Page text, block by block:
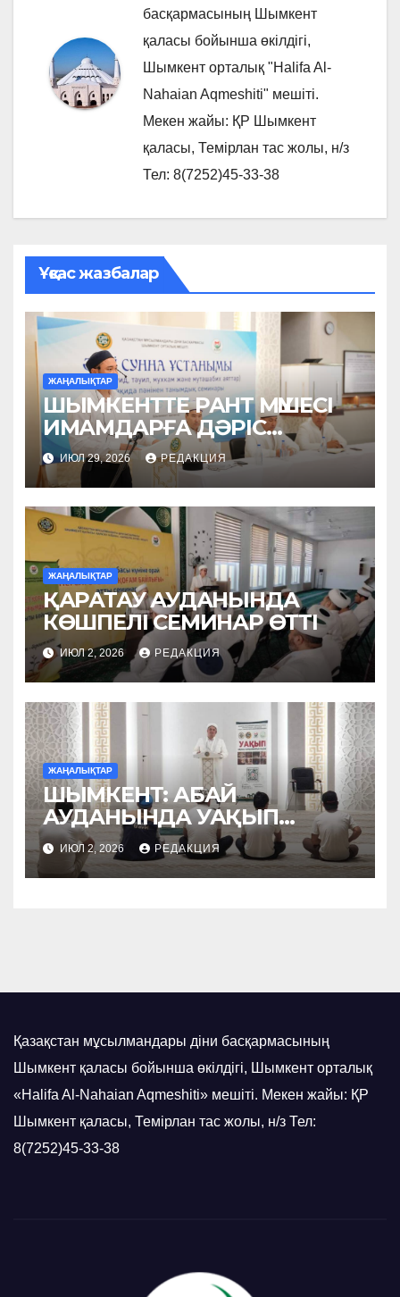
басқармасының Шымкент
қаласы бойынша өкілдігі,
Шымкент орталық "Halifa Al-
Nahaian Aqmeshiti" мешіті.
Мекен жайы: ҚР Шымкент
қаласы, Темірлан тас жолы, н/з
Тел: 8(7252)45-33-38
Ұқсас жазбалар
ЖАҢАЛЫҚТАР
ШЫМКЕНТТЕ РАНТ МҮШЕСІ
ИМАМДАРҒА ДӘРІС
ОҚЫДЫ
ИЮЛ 29, 2026 РЕДАКЦИЯ
ЖАҢАЛЫҚТАР
ҚАРАТАУ АУДАНЫНДА
КӨШПЕЛІ СЕМИНАР ӨТТІ
ИЮЛ 2, 2026 РЕДАКЦИЯ
ЖАҢАЛЫҚТАР
ШЫМКЕНТ: АБАЙ
АУДАНЫНДА УАҚЫП
НАСИХАТТАЛДЫ
ИЮЛ 2, 2026 РЕДАКЦИЯ
Қазақстан мұсылмандары діни басқармасының
Шымкент қаласы бойынша өкілдігі, Шымкент орталық
«Halifa Al-Nahaian Aqmeshiti» мешіті. Мекен жайы: ҚР
Шымкент қаласы, Темірлан тас жолы, н/з Тел:
8(7252)45-33-38